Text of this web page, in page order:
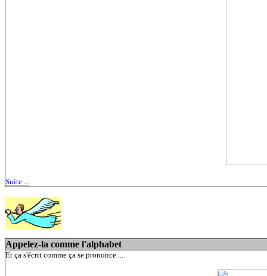
Suite ...
Appelez-la comme l'alphabet
Et ça s'écrit comme ça se prononce ...